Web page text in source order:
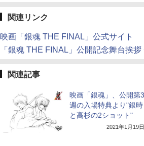
関連リンク
映画「銀魂 THE FINAL」公式サイト
「銀魂 THE FINAL」公開記念舞台挨
関連記事
映画「銀魂」、公開第3
週の入場特典より"銀時
と高杉の2ショット"
2021年1月19日